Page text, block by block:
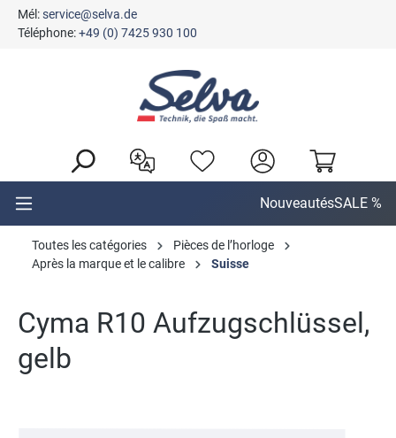
principal
Mél:service@selva.de
Téléphone:+49 (0) 7425 930 100
NouveautésSALE %
Toutes les catégories
Pièces de l’horloge
Après la marque et le calibre
Suisse
Cyma R10 Aufzugschlüssel,
gelb